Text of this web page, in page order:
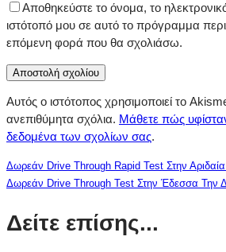
Αποθηκεύστε το όνομα, το
ιστότοπό μου σε αυτό το πρόγραμμα
επόμενη φορά που θα σχολιάσω.
Αυτός ο ιστότοπος χρησιμοποιεί το
ανεπιθύμητα σχόλια. Μάθετε πώς
δεδομένα των σχολίων σας.
Δωρεάν Drive Through Rapid Test Στην Αριδαία
Δωρεάν Drive Through Test Στην Έδεσσα Την
Δείτε επίσης...